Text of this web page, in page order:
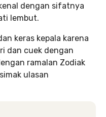
dengan sifatnya
lembut.
keras kepala karena
dan cuek dengan
ramalan Zodiak
ulasan